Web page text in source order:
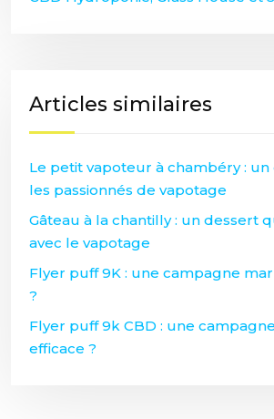
Articles similaires
Le petit vapoteur à chambéry :
les passionnés de vapotage
Gâteau à la chantilly : un dessert
avec le vapotage
Flyer puff 9K : une campagne
?
Flyer puff 9k CBD : une
efficace ?